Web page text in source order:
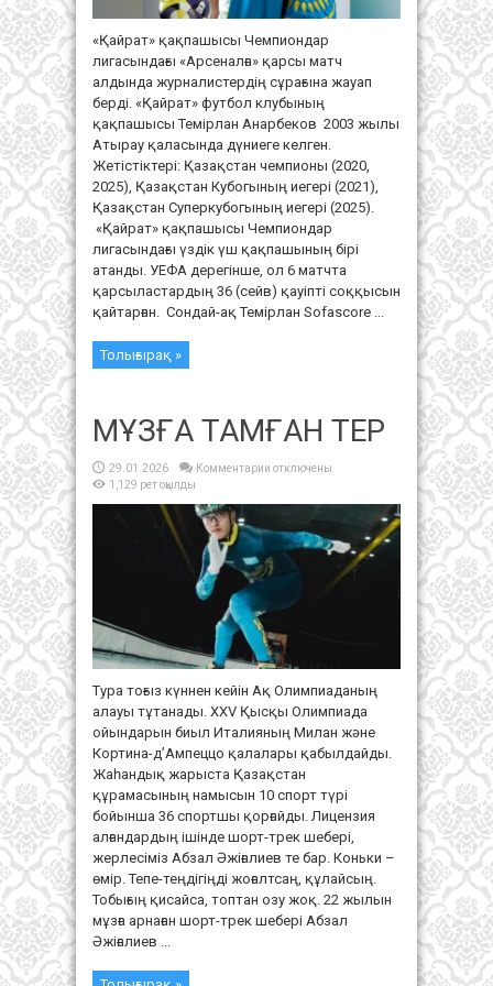
«Қайрат» қақпашысы Чемпиондар
лигасындағы «Арсеналға» қарсы матч
алдында журналистердің сұрағына жауап
берді. «Қайрат» футбол клубының
қақпашысы Темірлан Анарбеков 2003 жылы
Атырау қаласында дүниеге келген.
Жетістіктері: Қазақстан чемпионы (2020,
2025), Қазақстан Кубогының иегері (2021),
Қазақстан Суперкубогының иегері (2025).
«Қайрат» қақпашысы Чемпиондар
лигасындағы үздік үш қақпашының бірі
атанды. УЕФА дерегінше, ол 6 матчта
қарсыластардың 36 (сейв) қауіпті соққысын
қайтарған. Сондай-ақ Темірлан Sofascore ...
Толығырақ »
МҰЗҒА ТАМҒАН ТЕР
29.01.2026 Комментарии к
ТАМҒАН
отключены
1,129 рет оқылды
Тура тоғыз күннен кейін Ақ Олимпиаданың
алауы тұтанады. XXV Қысқы Олимпиада
ойындарын биыл Италияның Милан және
Кортина-д’Ампеццо қалалары қабылдайды.
Жаһандық жарыста Қазақстан
құрамасының намысын 10 спорт түрі
бойынша 36 спортшы қорғайды. Лицензия
алғандардың ішінде шорт-трек шебері,
жерлесіміз Абзал Әжіғалиев те бар. Коньки –
өмір. Тепе-теңдігіңді жоғалтсаң, құлайсың.
Тобығың қисайса, топтан озу жоқ. 22 жылын
мұзға арнаған шорт-трек шебері Абзал
Әжіғалиев ...